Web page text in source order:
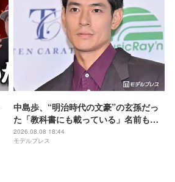
中島歩、“明治時代の文豪”の玄孫だっ
た「教科書にも載っている」名前も先
祖に由来
2026.08.08 18:44
モデルプレス